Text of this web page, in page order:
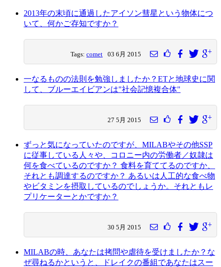
2013年の末頃に通過したアイソン彗星という物体につ
いて、何かご存知ですか？
Tags:comet 03 6月 2015
一なるものの法則を勉強しましたか？ETと地球史に関
して、ブルーエイビアンは"社会記憶複合体"
27 5月 2015
ずっと気になっていたのですが、MILABやその他SSP
に従事している人々や、コロニー内の労働者／奴隷は
何を食べているのですか？ 食料を育ててるのですか、
それとも調達するのですか？ あるいは人工的な食べ物
やビタミンを摂取しているのでしょうか。それともレ
プリケーターとかですか？
30 5月 2015
MILABの時、あなたは拷問や虐待を受けましたか？な
ぜ尋ねるかというと、ドレイクの番組であなたはスー